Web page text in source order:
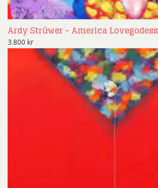
Ardy Strüwer – America Lovegodess
3.800 kr